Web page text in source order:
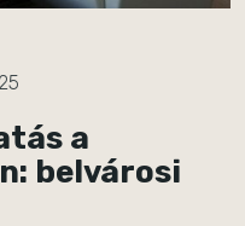
a
belvárosi